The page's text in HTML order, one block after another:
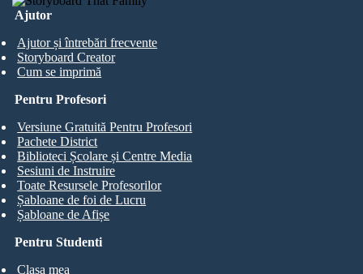
Ajutor
Ajutor și întrebări frecvente
Storyboard Creator
Cum se imprimă
Pentru Studenti
Clasa mea
Pentru Profesori
Versiune Gratuită Pentru Profesori
Pachete District
Biblioteci Școlare și Centre Media
Sesiuni de Instruire
Toate Resursele Profesorilor
Șabloane de foi de Lucru
Șabloane de Afișe